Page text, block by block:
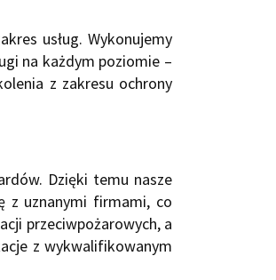
usług. Wykonujemy
na każdym poziomie –
z zakresu ochrony
Dzięki temu nasze
z uznanymi firmami, co
przeciwpożarowych, a
z wykwalifikowanym